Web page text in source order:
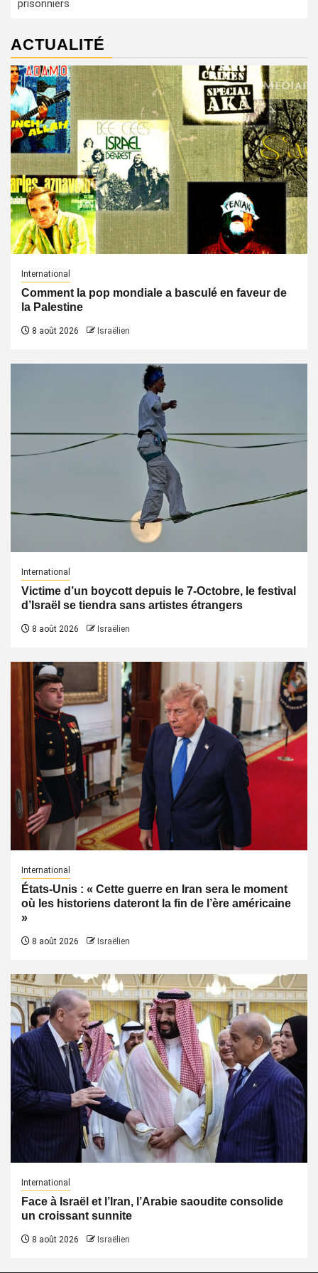
prisonniers
ACTUALITÉ
International
Comment la pop mondiale a basculé en faveur de
la Palestine
8 août 2026 Israëlien
International
Victime d’un boycott depuis le 7-Octobre, le festival
d’Israël se tiendra sans artistes étrangers
8 août 2026 Israëlien
International
États-Unis : « Cette guerre en Iran sera le moment
où les historiens dateront la fin de l’ère américaine
»
8 août 2026 Israëlien
International
Face à Israël et l’Iran, l’Arabie saoudite consolide
un croissant sunnite
8 août 2026 Israëlien